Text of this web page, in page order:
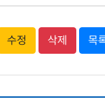
수정 삭제 목